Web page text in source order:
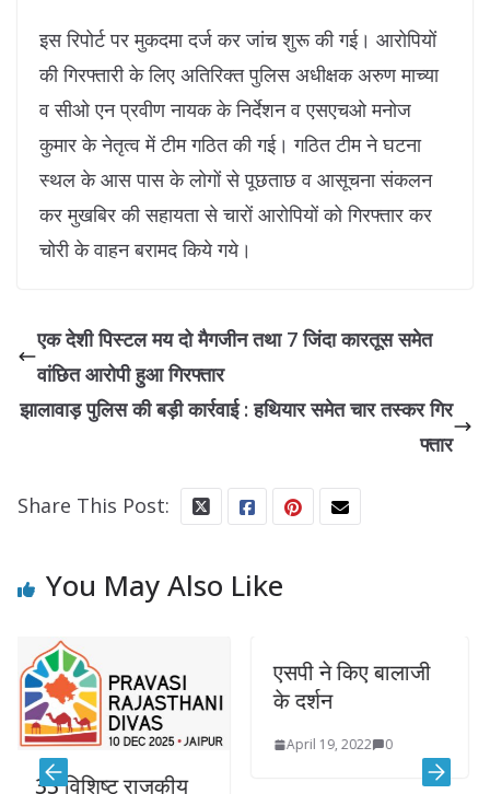
इस रिपोर्ट पर मुकदमा दर्ज कर जांच शुरू की गई। आरोपियों
की गिरफ्तारी के लिए अतिरिक्त पुलिस अधीक्षक अरुण माच्या
व सीओ एन प्रवीण नायक के निर्देशन व एसएचओ मनोज
कुमार के नेतृत्व में टीम गठित की गई। गठित टीम ने घटना
स्थल के आस पास के लोगों से पूछताछ व आसूचना संकलन
कर मुखबिर की सहायता से चारों आरोपियों को गिरफ्तार कर
चोरी के वाहन बरामद किये गये।
एक देशी पिस्टल मय दो मैगजीन तथा 7 जिंदा कारतूस समेत
वांछित आरोपी हुआ गिरफ्तार
झालावाड़ पुलिस की बड़ी कार्रवाई : हथियार समेत चार तस्कर गिर
फ्तार
Share This Post:
You May Also Like
राजकीय
एसपी ने किए बालाजी
के दर्शन
April 19, 2022 0